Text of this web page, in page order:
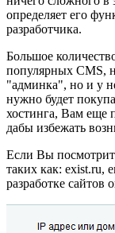
определяет его
разработчика.
Большое
популярных CMS,
"админка", но и у
нужно будет
хостинга, Вам еще
дабы избежать
Если Вы
таких как: exist.ru,
разработке сайтов